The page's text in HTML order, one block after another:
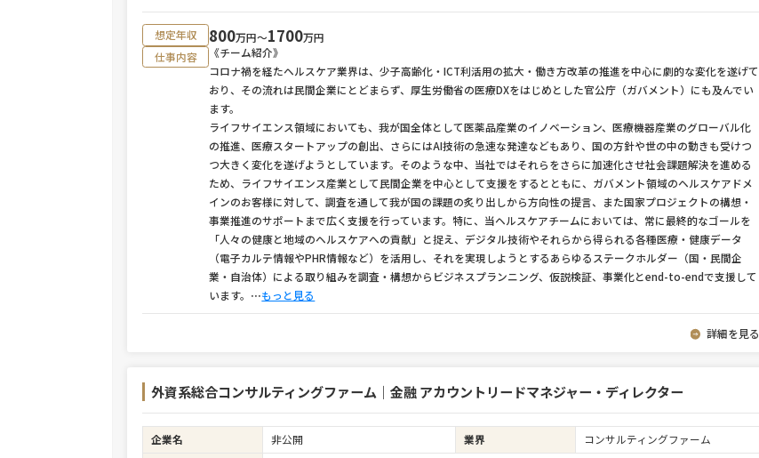
想定年収 800万円〜1700万円
仕事内容
《チーム紹介》
コロナ禍を経たヘルスケア業界は、少子高齢化・ICT利活用の拡大・働き方改革の推進を中心に劇的な変化を遂げて
おり、その流れは民間企業にとどまらず、厚生労働省の医療DXをはじめとした官公庁（ガバメント）にも及んでい
ます。
ライフサイエンス領域においても、我が国全体として医薬品産業のイノベーション、医療機器産業のグローバル化
の推進、医療スタートアップの創出、さらにはAI技術の急速な発達などもあり、国の方針や世の中の動きも受けつ
つ大きく変化を遂げようとしています。そのような中、当社ではそれらをさらに加速化させ社会課題解決を進める
ため、ライフサイエンス産業として民間企業を中心として支援をするとともに、ガバメント領域のヘルスケアドメ
インのお客様に対して、調査を通して我が国の課題の炙り出しから方向性の提言、また国家プロジェクトの構想・
事業推進のサポートまで広く支援を行っています。特に、当ヘルスケアチームにおいては、常に最終的なゴールを
「人々の健康と地域のヘルスケアへの貢献」と捉え、デジタル技術やそれらから得られる各種医療・健康データ
（電子カルテ情報やPHR情報など）を活用し、それを実現しようとするあらゆるステークホルダー（国・民間企
業・自治体）による取り組みを調査・構想からビジネスプランニング、仮説検証、事業化とend-to-endで支援して
います。 ⋯もっと見る
詳細を見る
外資系総合コンサルティングファーム｜金融 アカウントリードマネジャー・ディレクター
企業名 非公開 業界
コンサルティングファーム